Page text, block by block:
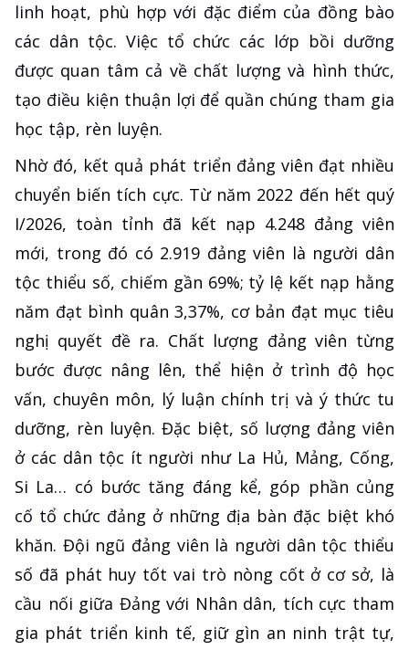
linh hoạt, phù hợp với đặc điểm của đồng bào
các dân tộc. Việc tổ chức các lớp bồi dưỡng
được quan tâm cả về chất lượng và hình thức,
tạo điều kiện thuận lợi để quần chúng tham gia
học tập, rèn luyện.
Nhờ đó, kết quả phát triển đảng viên đạt nhiều
chuyển biến tích cực. Từ năm 2022 đến hết quý
I/2026, toàn tỉnh đã kết nạp 4.248 đảng viên
mới, trong đó có 2.919 đảng viên là người dân
tộc thiểu số, chiếm gần 69%; tỷ lệ kết nạp hằng
năm đạt bình quân 3,37%, cơ bản đạt mục tiêu
nghị quyết đề ra. Chất lượng đảng viên từng
bước được nâng lên, thể hiện ở trình độ học
vấn, chuyên môn, lý luận chính trị và ý thức tu
dưỡng, rèn luyện. Đặc biệt, số lượng đảng viên
ở các dân tộc ít người như La Hủ, Mảng, Cống,
Si La… có bước tăng đáng kể, góp phần củng
cố tổ chức đảng ở những địa bàn đặc biệt khó
khăn. Đội ngũ đảng viên là người dân tộc thiểu
số đã phát huy tốt vai trò nòng cốt ở cơ sở, là
cầu nối giữa Đảng với Nhân dân, tích cực tham
gia phát triển kinh tế, giữ gìn an ninh trật tự,